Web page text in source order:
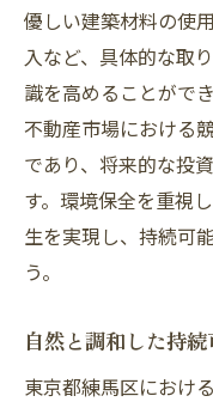
優しい建築材料の使
入など、具体的な取
識を高めることがで
不動産市場における
であり、将来的な投
す。環境保全を重視
生を実現し、持続可
う。
自然と調和した持
東京都練馬区におけ